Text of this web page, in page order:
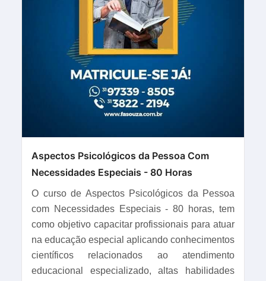
Aspectos Psicológicos da Pessoa Com
Necessidades Especiais - 80 Horas
O curso de Aspectos Psicológicos da Pessoa
com Necessidades Especiais - 80 horas, tem
como objetivo capacitar profissionais para atuar
na educação especial aplicando conhecimentos
científicos relacionados ao atendimento
educacional especializado, altas habilidades